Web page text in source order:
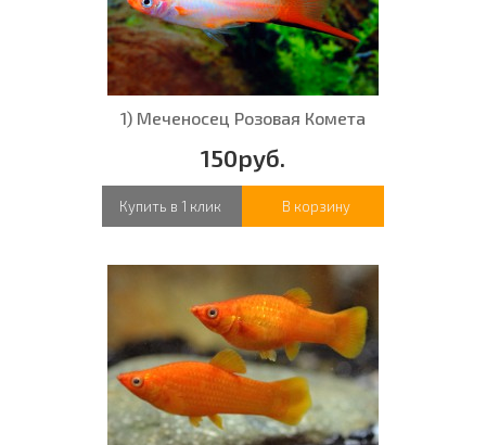
1) Меченосец Розовая Комета
150руб.
Купить в 1 клик В корзину